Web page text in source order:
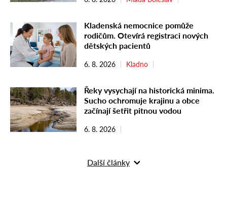
Kladenská nemocnice pomůže
rodičům. Otevírá registraci nových
dětských pacientů
6. 8. 2026 Kladno
Řeky vysychají na historická minima.
Sucho ochromuje krajinu a obce
začínají šetřit pitnou vodou
6. 8. 2026
Další články